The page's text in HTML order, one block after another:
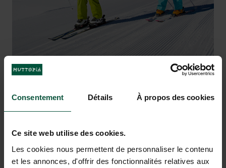
Consentement Détails À propos des cookies
Ce site web utilise des cookies.
Les cookies nous permettent de personnaliser le contenu
et les annonces, d'offrir des fonctionnalités relatives aux